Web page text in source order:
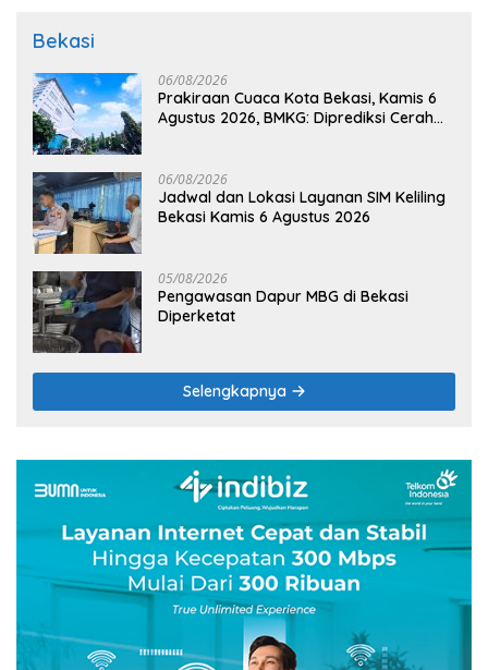
Bekasi
06/08/2026
Prakiraan Cuaca Kota Bekasi, Kamis 6
Agustus 2026, BMKG: Diprediksi Cerah
06/08/2026
Jadwal dan Lokasi Layanan SIM Keliling
Bekasi Kamis 6 Agustus 2026
05/08/2026
Pengawasan Dapur MBG di Bekasi
Diperketat
Selengkapnya